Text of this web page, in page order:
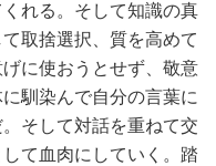
れる。そして知識の真
取捨選択、質を高めて
に使おうとせず、敬意
馴染んで自分の言葉に
そして対話を重ねて交
て血肉にしていく。踏